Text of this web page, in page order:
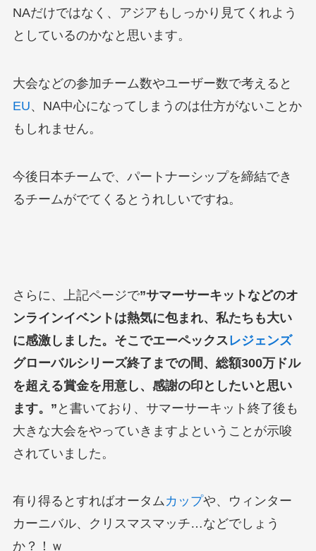
NAだけではなく、アジアもしっかり見てくれよう
としているのかなと思います。
大会などの参加チーム数やユーザー数で考えると
EU、NA中心になってしまうのは仕方がないことか
もしれません。
今後日本チームで、パートナーシップを締結でき
るチームがでてくるとうれしいですね。
さらに、上記ページで”サマーサーキットなどのオ
ンラインイベントは熱気に包まれ、私たちも大い
に感激しました。そこでエーペックス レジェンズ
グローバルシリーズ終了までの間、総額300万ドル
を超える賞金を用意し、感謝の印としたいと思い
ます。” と書いており、サマーサーキット終了後も
大きな大会をやっていきますよということが示唆
されていました。
有り得るとすればオータムカップや、ウィンター
カーニバル、クリスマスマッチ…などでしょう
か？！ｗ